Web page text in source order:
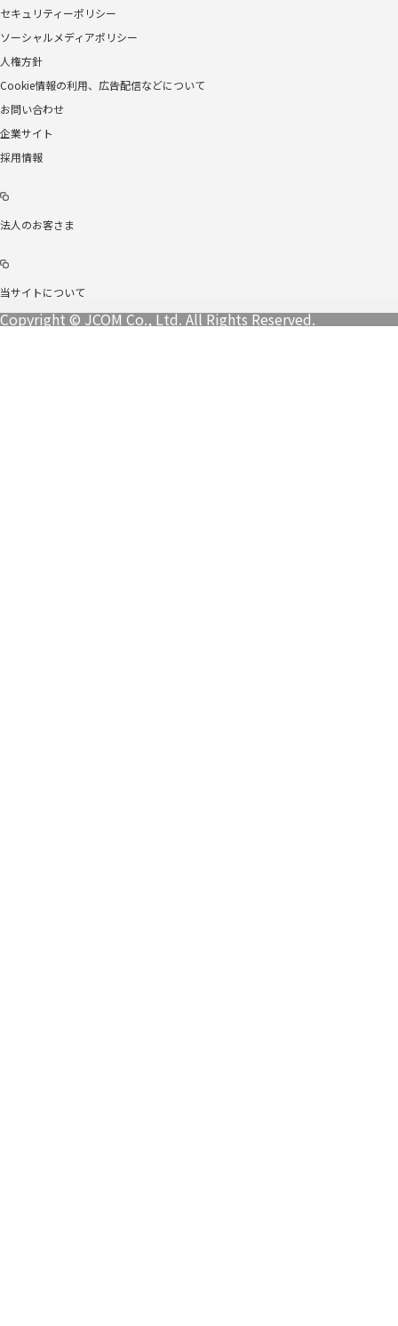
セキュリティーポリシー
ソーシャルメディアポリシー
人権方針
Cookie情報の利用、広告配信などについて
お問い合わせ
企業サイト
採用情報
法人のお客さま
当サイトについて
Copyright © JCOM Co., Ltd. All Rights Reserved.